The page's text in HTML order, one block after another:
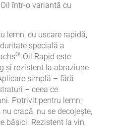
într-o variantă cu
lemn, cu uscare rapidă,
specială a
®-Oil Rapid este
și rezistent la abraziune
simplă – fără
– ceea ce
Potrivit pentru lemn;
crapă, nu se decojește,
bășici. Rezistent la vin,